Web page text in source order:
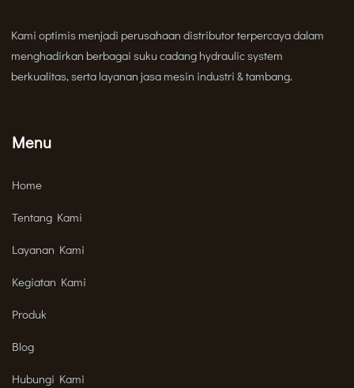
Kami optimis menjadi perusahaan distributor terpercaya dalam
menghadirkan berbagai suku cadang hydraulic system
berkualitas, serta layanan jasa mesin industri & tambang.
Menu
Home
Tentang Kami
Layanan Kami
Kegiatan Kami
Produk
Blog
Hubungi Kami